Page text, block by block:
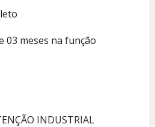
03 meses na função
INDUSTRIAL